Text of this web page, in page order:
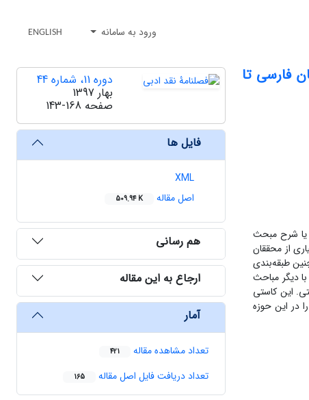
ورود به سامانه ENGLISH
فارسی تا
یا شرح مبحث
از محققان
طبقه‌بندی
حث
این کاستی
در این حوزه
دوره 11، شماره 44
بهار 1397
صفحه 143-168
فایل ها
XML
اصل مقاله
509.94 K
هم رسانی
ارجاع به این مقاله
آمار
تعداد مشاهده مقاله 421
تعداد دریافت فایل اصل مقاله 165